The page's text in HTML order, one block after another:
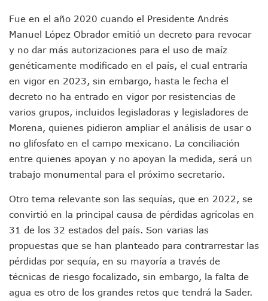
Acusado De Homicidio En El Tuito Permanecerá Un Año
Descartan Riesgo De Tsunami Para Puerto Vallarta Tras
Donald Trump Asistirá A La Final Del Mundial 2026 Entre
Arranca Copa México De Clavados Zapopan 2026 En El
Munguía Analiza Pedir 100 MDP De Adelanto De
Bomberas De Vallarta Asistirán A Simposio Internacional
Región Sanitaria VIII Activa Programa Para Menores Con
Asesinan A Regidora De Tecate Por Morena Y A Su
Recuperan Seis Vehículos Con Reporte De Robo Durante
SEP Asigna Escuelas Para El Ciclo 2026-2027 En Jalisco;
Tráfico Aéreo Cae En Puerto Vallarta Durante El 2026;
SAT Lleva Su Oficina Móvil A Talpa De Allende Para
IMSS Rehabilitará Infraestructura De La UMF No. 170 En
Puerto Vallarta Se Suma A Simulacro Estatal Por Bloqueos
Retiran Cacharros De 30 Puntos En Colonias De Puerto
Movimiento Ciudadano Capacita A Su Estructura
Hospital Civil De La Costa Inicia Su Construcción En Puerto
Fechas Y Sedes De Las Jornadas De Adopción De Perros
Accidente Fatal En La Autopista Guadalajara–Tepic Deja
Ra Aguilar Fortalece La Transformación Desde Las
Fue en el año 2020 cuando el Presidente Andrés
Manuel López Obrador emitió un decreto para revocar
y no dar más autorizaciones para el uso de maíz
genéticamente modificado en el país, el cual entraría
en vigor en 2023, sin embargo, hasta le fecha el
decreto no ha entrado en vigor por resistencias de
varios grupos, incluidos legisladoras y legisladores de
Morena, quienes pidieron ampliar el análisis de usar o
no glifosfato en el campo mexicano. La conciliación
entre quienes apoyan y no apoyan la medida, será un
trabajo monumental para el próximo secretario.
Otro tema relevante son las sequías, que en 2022, se
convirtió en la principal causa de pérdidas agrícolas en
31 de los 32 estados del país. Son varias las
propuestas que se han planteado para contrarrestar las
pérdidas por sequía, en su mayoría a través de
técnicas de riesgo focalizado, sin embargo, la falta de
agua es otro de los grandes retos que tendrá la Sader.